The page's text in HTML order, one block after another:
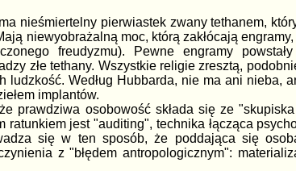
nieśmiertelny pierwiastek zwany tethanem,
niewyobrażalną moc, którą zakłócają
freudyzmu). Pewne engramy
złe tethany. Wszystkie religie zresztą,
Według Hubbarda, nie ma ani nieba,
implantów.
prawdziwa osobowość składa się ze
jest "auditing", technika łącząca
się w ten sposób, że poddająca się
z "błędem antropologicznym":